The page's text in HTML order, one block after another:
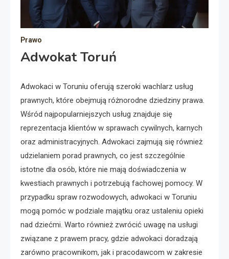
Prawo
Adwokat Toruń
Adwokaci w Toruniu oferują szeroki wachlarz usług
prawnych, które obejmują różnorodne dziedziny prawa.
Wśród najpopularniejszych usług znajduje się
reprezentacja klientów w sprawach cywilnych, karnych
oraz administracyjnych. Adwokaci zajmują się również
udzielaniem porad prawnych, co jest szczególnie
istotne dla osób, które nie mają doświadczenia w
kwestiach prawnych i potrzebują fachowej pomocy. W
przypadku spraw rozwodowych, adwokaci w Toruniu
mogą pomóc w podziale majątku oraz ustaleniu opieki
nad dziećmi. Warto również zwrócić uwagę na usługi
związane z prawem pracy, gdzie adwokaci doradzają
zarówno pracownikom, jak i pracodawcom w zakresie